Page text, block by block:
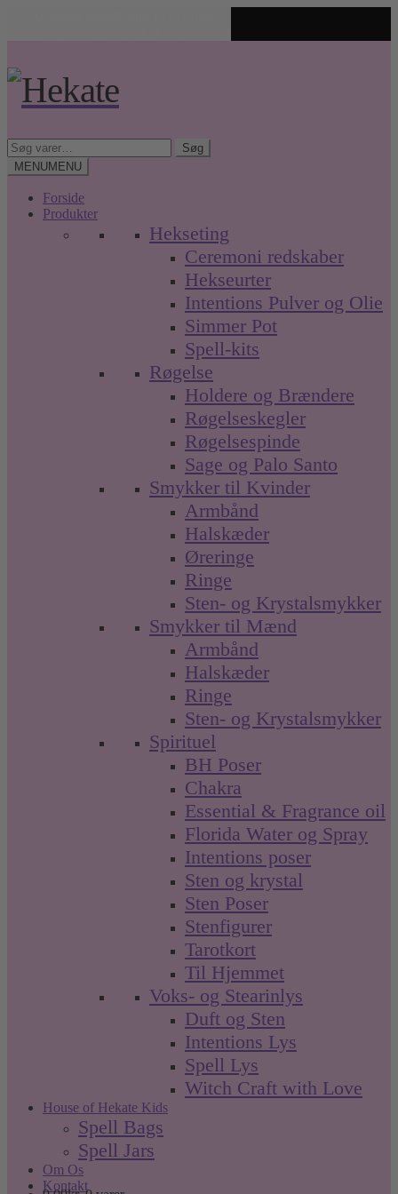
navigation
indhold
Søg
efter:
Søg
MENUMENU
Forside
Produkter
Hekseting
Ceremoni redskaber
Hekseurter
Intentions Pulver og Olie
Simmer Pot
Spell-kits
Røgelse
Holdere og Brændere
Røgelseskegler
Røgelsespinde
Sage og Palo Santo
Smykker til Kvinder
Armbånd
Halskæder
Øreringe
Ringe
Sten- og Krystalsmykker
Smykker til Mænd
Armbånd
Halskæder
Ringe
Sten- og Krystalsmykker
Spirituel
BH Poser
Chakra
Essential & Fragrance oil
Florida Water og Spray
Intentions poser
Sten og krystal
Sten Poser
Stenfigurer
Tarotkort
Til Hjemmet
Voks- og Stearinlys
Duft og Sten
Intentions Lys
Spell Lys
Witch Craft with Love
House of Hekate Kids
Spell Bags
Spell Jars
Om Os
Kontakt